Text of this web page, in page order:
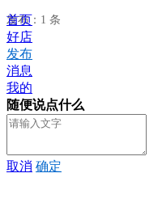
发布：1 条
首页
好店
发布
消息
我的
随便说点什么
取消 确定